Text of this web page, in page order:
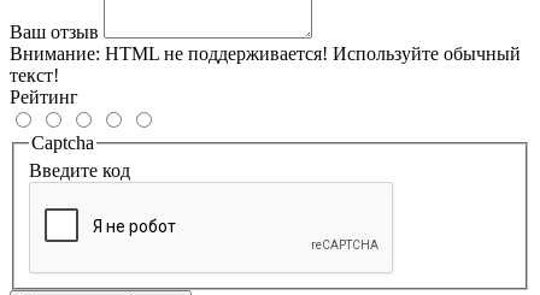
Ваш отзыв
Внимание: HTML не поддерживается! Используйте обычный
текст!
Рейтинг
Captcha
Введите код